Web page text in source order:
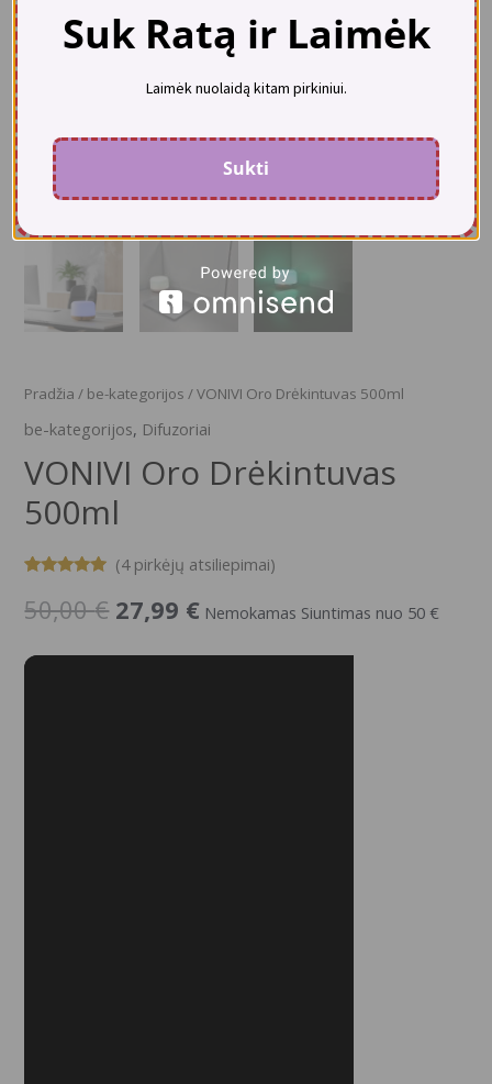
Pradžia / be-kategorijos / VONIVI Oro Drėkintuvas 500ml
be-kategorijos, Difuzoriai
VONIVI Oro Drėkintuvas
500ml
5.00 iš 5
(viso
(4pirkėjų atsiliepimai)
50,00€ 27,99 € Nemokamas Siuntimas nuo 50 €
Suk Ratą ir Laimėk
Laimėk nuolaidą kitam pirkiniui.
Sukti